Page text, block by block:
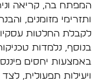
המפתח בה, קריאה
ותזרימי מזומנים,
לקבלת החלטות
בנוסף, נלמדות
באמצעות יחסים
ויעילות תפעולית,